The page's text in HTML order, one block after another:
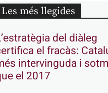
Les més llegides
del diàleg
el fracàs:
intervinguda i
el 2017